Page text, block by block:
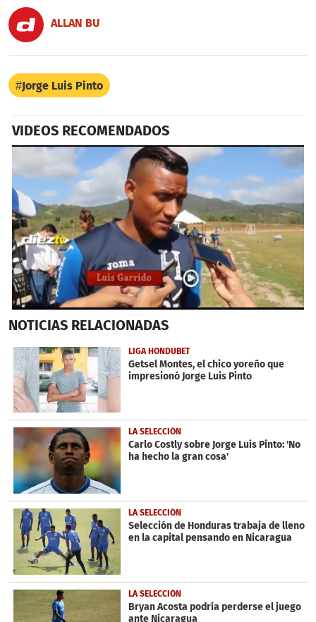
ALLAN BU
Jorge Luis Pinto
VIDEOS RECOMENDADOS
seconds
29
seconds
NOTICIAS RELACIONADAS
LIGA HONDUBET
Getsel Montes, el chico yoreño que
impresionó Jorge Luis Pinto
LA SELECCIÓN
Carlo Costly sobre Jorge Luis Pinto: 'No
ha hecho la gran cosa'
LA SELECCIÓN
Selección de Honduras trabaja de lleno
en la capital pensando en Nicaragua
LA SELECCIÓN
Bryan Acosta podría perderse el juego
ante Nicaragua